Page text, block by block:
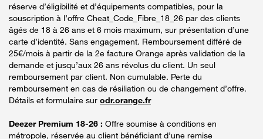
réserve d’éligibilité et d’équipements compatibles, pour la
souscription à l’offre Cheat_Code_Fibre_18_26 par des clients
âgés de 18 à 26 ans et 6 mois maximum, sur présentation d’une
carte d’identité. Sans engagement. Remboursement différé de
25€/mois à partir de la 2e facture Orange après validation de la
demande et jusqu’aux 26 ans révolus du client. Un seul
remboursement par client. Non cumulable. Perte du
remboursement en cas de résiliation ou de changement d’offre.
Détails et formulaire sur odr.orange.fr
Deezer Premium 18-26 : Offre soumise à conditions en
métropole, réservée au client bénéficiant d’une remise